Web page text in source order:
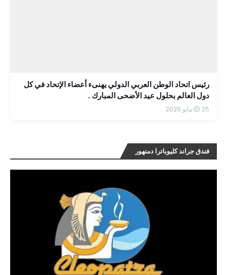
رئيس اتحاد الوطن العربي الدولي يهنىء أعضاء الإتحاد في كل
دول العالم بحلول عيد الأضحى المبارك .
25 مايو 2026
فندق جراند كليوباترا دمنهور